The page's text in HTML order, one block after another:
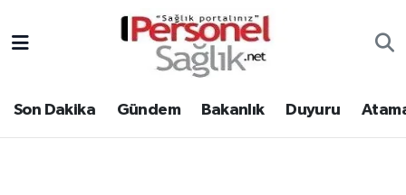
Son Dakika Gündem Bakanlık Duyuru
Gündem
Nöbetçi Eczaneler
Hava Durumu